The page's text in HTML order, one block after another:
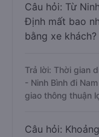
Câu hỏi: Từ
Định mất bao
bằng xe khách?
Trả lời: Thời gian
- Ninh Bình đi
giao thông thuận
Câu hỏi: